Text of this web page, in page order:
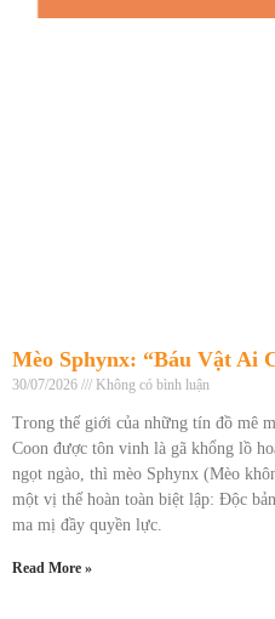
Mèo Sphynx: “Báu Vật Ai
30/07/2026 Không có bình luận
Trong thế giới của những tín đồ mê
Coon được tôn vinh là gã khổng lồ
ngọt ngào, thì mèo Sphynx (Mèo
một vị thế hoàn toàn biệt lập: Độc
ma mị đầy quyền lực.
Read More »